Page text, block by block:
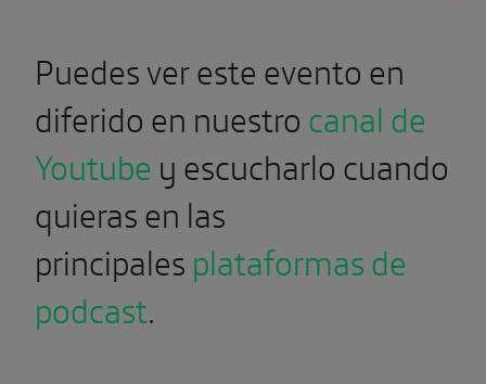
Puedes ver este evento en
diferido en nuestrocanal de
Youtube y escucharlo cuando
quieras en las
principalesplataformas de
podcast.